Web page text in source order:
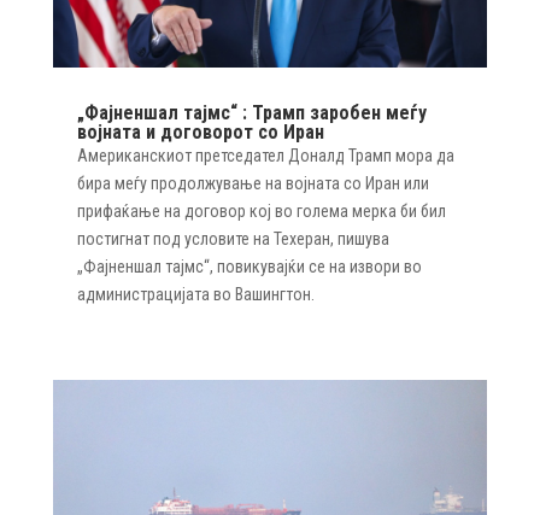
„Фајненшал тајмс“ : Трамп заробен меѓу
војната и договорот со Иран
Американскиот претседател Доналд Трамп мора да
бира меѓу продолжување на војната со Иран или
прифаќање на договор кој во голема мерка би бил
постигнат под условите на Техеран, пишува
„Фајненшал тајмс“, повикувајќи се на извори во
администрацијата во Вашингтон.